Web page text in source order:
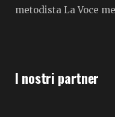
metodista La Voce
I nostri partner